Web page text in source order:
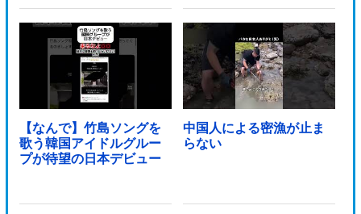
【なんで】竹島ソングを
歌う韓国アイドルグルー
プが待望の日本デビュー
中国人による密漁が止ま
らない